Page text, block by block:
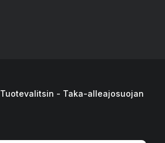
Tuotevalitsin - Taka-alleajosuojan